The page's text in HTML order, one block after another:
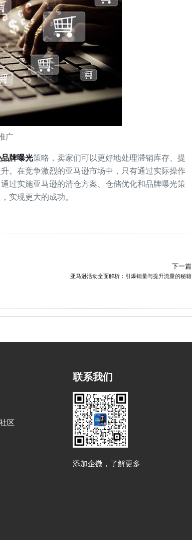
广
牌曝光策略，卖家们可以更好地处理滞销库存、提
。在竞争激烈的亚马逊市场中，只有通过实际操作
过实施亚马逊的清仓方案、仓储优化和品牌曝光策
实现更大的成功。
下一篇
亚马逊活动全面解析：引爆销量与提升流量的秘籍
区
联系我们
添加企微，了解更多